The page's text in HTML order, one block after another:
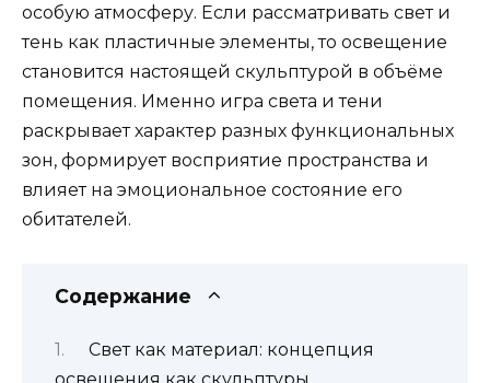
особую атмосферу. Если рассматривать свет и
тень как пластичные элементы, то освещение
становится настоящей скульптурой в объёме
помещения. Именно игра света и тени
раскрывает характер разных функциональных
зон, формирует восприятие пространства и
влияет на эмоциональное состояние его
обитателей.
Содержание
Свет как материал: концепция